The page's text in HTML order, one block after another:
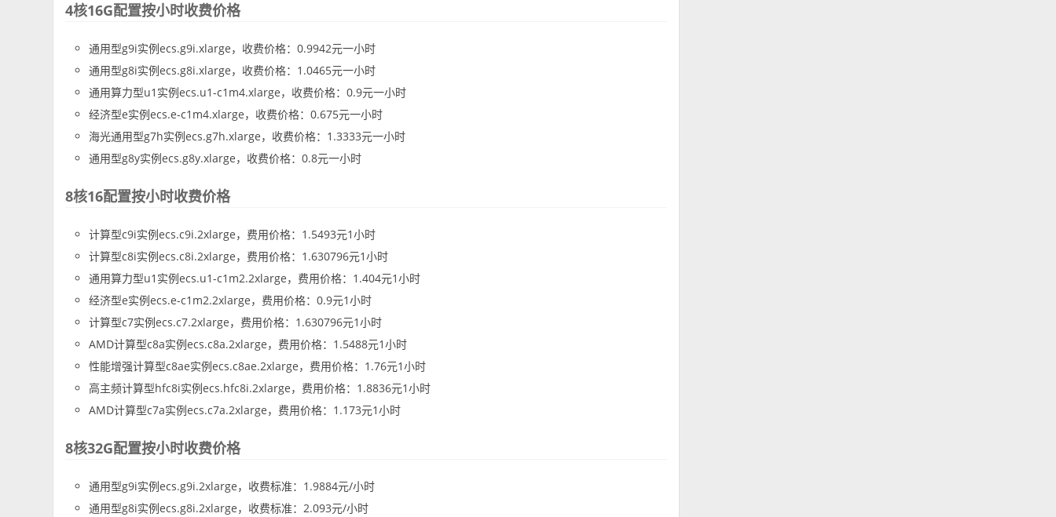
4核16G配置按小时收费价格
通用型g9i实例ecs.g9i.xlarge，收费价格：0.9942元一小时
通用型g8i实例ecs.g8i.xlarge，收费价格：1.0465元一小时
通用算力型u1实例ecs.u1-c1m4.xlarge，收费价格：0.9元一小时
经济型e实例ecs.e-c1m4.xlarge，收费价格：0.675元一小时
海光通用型g7h实例ecs.g7h.xlarge，收费价格：1.3333元一小时
通用型g8y实例ecs.g8y.xlarge，收费价格：0.8元一小时
8核16配置按小时收费价格
计算型c9i实例ecs.c9i.2xlarge，费用价格：1.5493元1小时
计算型c8i实例ecs.c8i.2xlarge，费用价格：1.630796元1小时
通用算力型u1实例ecs.u1-c1m2.2xlarge，费用价格：1.404元1小时
经济型e实例ecs.e-c1m2.2xlarge，费用价格：0.9元1小时
计算型c7实例ecs.c7.2xlarge，费用价格：1.630796元1小时
AMD计算型c8a实例ecs.c8a.2xlarge，费用价格：1.5488元1小时
性能增强计算型c8ae实例ecs.c8ae.2xlarge，费用价格：1.76元1小时
高主频计算型hfc8i实例ecs.hfc8i.2xlarge，费用价格：1.8836元1小时
AMD计算型c7a实例ecs.c7a.2xlarge，费用价格：1.173元1小时
8核32G配置按小时收费价格
通用型g9i实例ecs.g9i.2xlarge，收费标准：1.9884元/小时
通用型g8i实例ecs.g8i.2xlarge，收费标准：2.093元/小时